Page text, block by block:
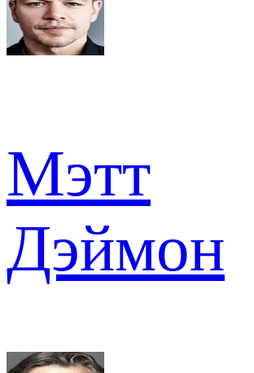
Мэтт
Дэймон